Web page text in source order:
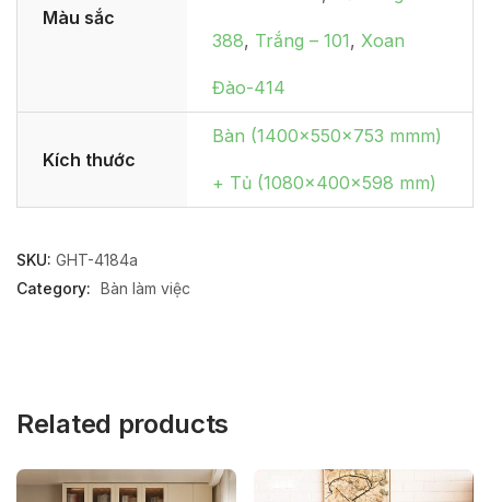
Màu sắc
388, Trắng – 101, Xoan
Đào-414
Kích thước
Bàn (1400x550x753 mmm)
+ Tủ (1080x400x598 mm)
SKU: GHT-4184a
Category: Bàn làm việc
Related products